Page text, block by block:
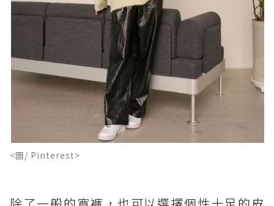
<圖/ Pinterest>